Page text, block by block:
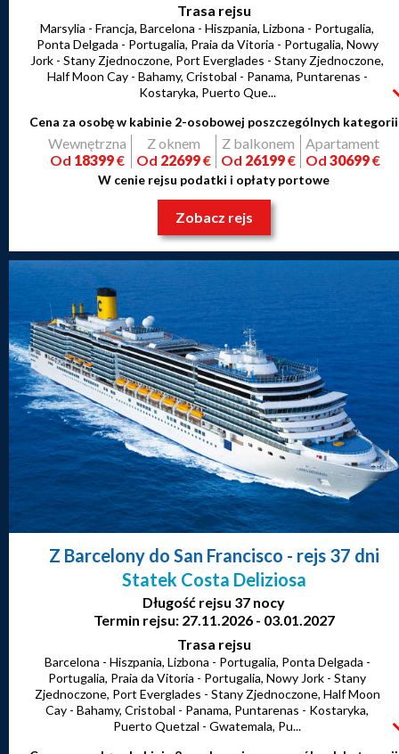
Trasa rejsu
Marsylia - Francja, Barcelona - Hiszpania, Lizbona - Portugalia,
Ponta Delgada - Portugalia, Praia da Vitoria - Portugalia, Nowy
Jork - Stany Zjednoczone, Port Everglades - Stany Zjednoczone,
Half Moon Cay - Bahamy, Cristobal - Panama, Puntarenas -
Kostaryka, Puerto Que...
Cena za osobę w kabinie 2-osobowej poszczególnych kategorii
Wewnętrzna
Od 18399€
Z oknem
Od 22699€
Z balkonem
Od 26199€
Apartament
Od 30699€
W cenie rejsu podatki i opłaty portowe
Zobacz rejs
Z Barcelony do San Francisco - rejs 37 dni
Statek Costa Deliziosa
Długość rejsu 37 nocy
Termin rejsu: 27.11.2026 - 03.01.2027
Trasa rejsu
Barcelona - Hiszpania, Lizbona - Portugalia, Ponta Delgada -
Portugalia, Praia da Vitoria - Portugalia, Nowy Jork - Stany
Zjednoczone, Port Everglades - Stany Zjednoczone, Half Moon
Cay - Bahamy, Cristobal - Panama, Puntarenas - Kostaryka,
Puerto Quetzal - Gwatemala, Pu...